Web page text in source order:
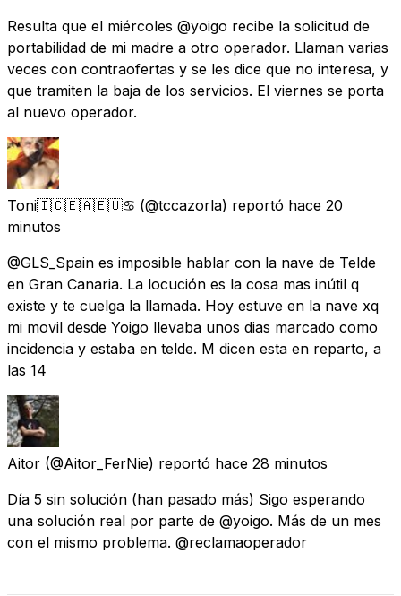
Resulta que el miércoles @yoigo recibe la solicitud de
portabilidad de mi madre a otro operador. Llaman varias
veces con contraofertas y se les dice que no interesa, y
que tramiten la baja de los servicios. El viernes se porta
al nuevo operador.
Toni🇮🇨🇪🇦🇪🇺♋ (@tccazorla) reportó hace 20
minutos
@GLS_Spain es imposible hablar con la nave de Telde
en Gran Canaria. La locución es la cosa mas inútil q
existe y te cuelga la llamada. Hoy estuve en la nave xq
mi movil desde Yoigo llevaba unos dias marcado como
incidencia y estaba en telde. M dicen esta en reparto, a
las 14
Aitor (@Aitor_FerNie) reportó hace 28 minutos
Día 5 sin solución (han pasado más) Sigo esperando
una solución real por parte de @yoigo. Más de un mes
con el mismo problema. @reclamaoperador